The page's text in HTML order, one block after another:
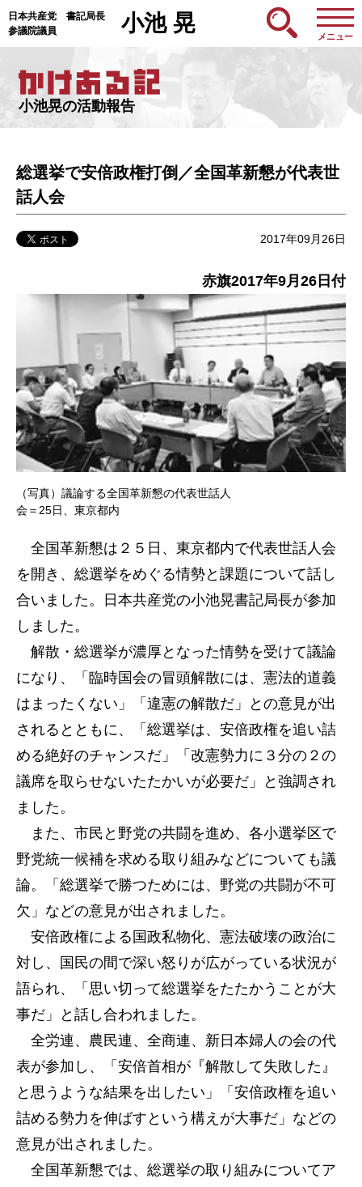
日本共産党 書記局長
参議院議員
小池 晃
メニュー
小池晃の活動報告
総選挙で安倍政権打倒／全国革新懇が代表世
話人会
2017年09月26日
赤旗2017年9月26日付
（写真）議論する全国革新懇の代表世話人
会＝25日、東京都内
全国革新懇は２５日、東京都内で代表世話人会
を開き、総選挙をめぐる情勢と課題について話し
合いました。日本共産党の小池晃書記局長が参加
しました。
解散・総選挙が濃厚となった情勢を受けて議論
になり、「臨時国会の冒頭解散には、憲法的道義
はまったくない」「違憲の解散だ」との意見が出
されるとともに、「総選挙は、安倍政権を追い詰
める絶好のチャンスだ」「改憲勢力に３分の２の
議席を取らせないたたかいが必要だ」と強調され
ました。
また、市民と野党の共闘を進め、各小選挙区で
野党統一候補を求める取り組みなどについても議
論。「総選挙で勝つためには、野党の共闘が不可
欠」などの意見が出されました。
安倍政権による国政私物化、憲法破壊の政治に
対し、国民の間で深い怒りが広がっている状況が
語られ、「思い切って総選挙をたたかうことが大
事だ」と話し合われました。
全労連、農民連、全商連、新日本婦人の会の代
表が参加し、「安倍首相が『解散して失敗した』
と思うような結果を出したい」「安倍政権を追い
詰める勢力を伸ばすという構えが大事だ」などの
意見が出されました。
全国革新懇では、総選挙の取り組みについてア